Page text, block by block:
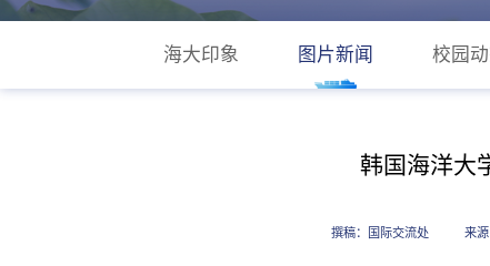
海大印象 图片新闻 校园
韩国海洋大
撰稿：国际交流处 来